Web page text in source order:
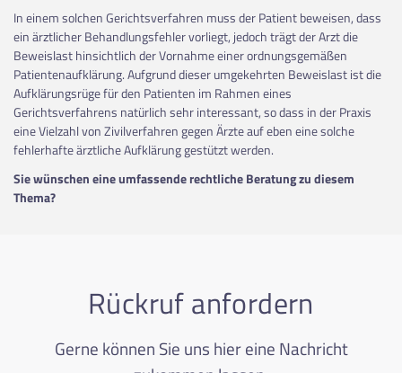
In einem solchen Gerichtsverfahren muss der Patient beweisen, dass
ein ärztlicher Behandlungsfehler vorliegt, jedoch trägt der Arzt die
Beweislast hinsichtlich der Vornahme einer ordnungsgemäßen
Patientenaufklärung. Aufgrund dieser umgekehrten Beweislast ist die
Aufklärungsrüge für den Patienten im Rahmen eines
Gerichtsverfahrens natürlich sehr interessant, so dass in der Praxis
eine Vielzahl von Zivilverfahren gegen Ärzte auf eben eine solche
fehlerhafte ärztliche Aufklärung gestützt werden.
Sie wünschen eine umfassende rechtliche Beratung zu diesem
Thema?
Rückruf anfordern
Gerne können Sie uns hier eine Nachricht